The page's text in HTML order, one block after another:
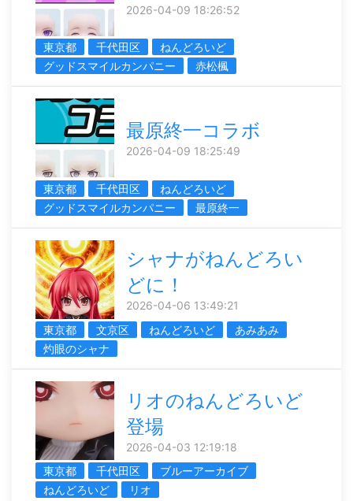
2026-04-09 18:26:52
東京都 千代田区
ねんどろいど
グッドスマイルカンパニー
赤松楓
最原終一コラボ
2026-04-09 18:25:49
東京都 千代田区
ねんどろいど
グッドスマイルカンパニー
最原終一
シャナがねんどろい
どに！
2026-04-06 13:49:21
東京都
文京区 ねんどろいど
あみあみ
灼眼のシャナ
リオのねんどろいど
登場
2026-04-03 12:19:18
東京都
千代田区
ブルーアーカイブ
ねんどろいど
リオ